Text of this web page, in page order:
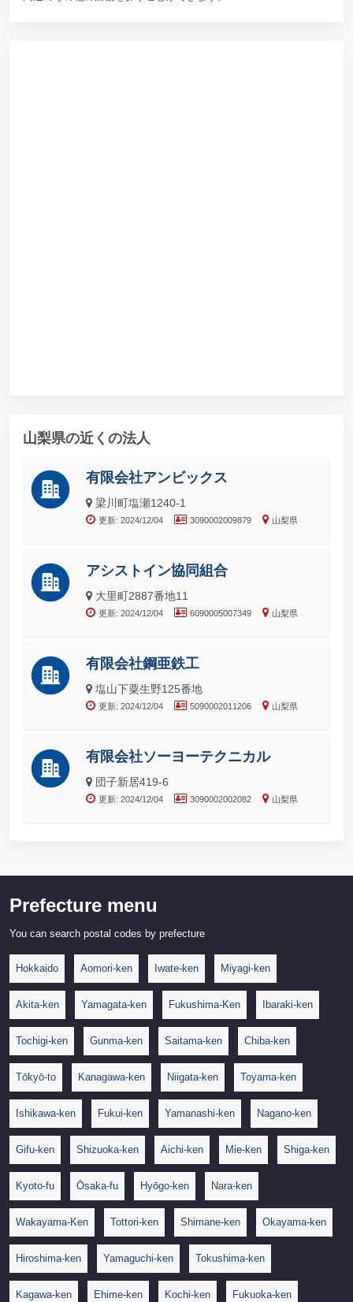
山梨県の近くの法人
有限会社アンビックス
梁川町塩瀬1240-1
更新: 2024/12/04 3090002009879 山梨県
アシストイン協同組合
大里町2887番地11
更新: 2024/12/04 6090005007349 山梨県
有限会社鋼亜鉄工
塩山下粟生野125番地
更新: 2024/12/04 5090002011206 山梨県
有限会社ソーヨーテクニカル
団子新居419-6
更新: 2024/12/04 3090002002082 山梨県
Prefecture menu
You can search postal codes by prefecture
Hokkaido Aomori-ken Iwate-ken Miyagi-ken
Akita-ken Yamagata-ken Fukushima-Ken Ibaraki-ken
Tochigi-ken Gunma-ken Saitama-ken Chiba-ken
Tōkyō-to Kanagawa-ken Niigata-ken Toyama-ken
Ishikawa-ken Fukui-ken Yamanashi-ken Nagano-ken
Gifu-ken Shizuoka-ken Aichi-ken Mie-ken Shiga-ken
Kyoto-fu Ōsaka-fu Hyōgo-ken Nara-ken
Wakayama-Ken Tottori-ken Shimane-ken Okayama-ken
Hiroshima-ken Yamaguchi-ken Tokushima-ken
Kagawa-ken Ehime-ken Kochi-ken Fukuoka-ken